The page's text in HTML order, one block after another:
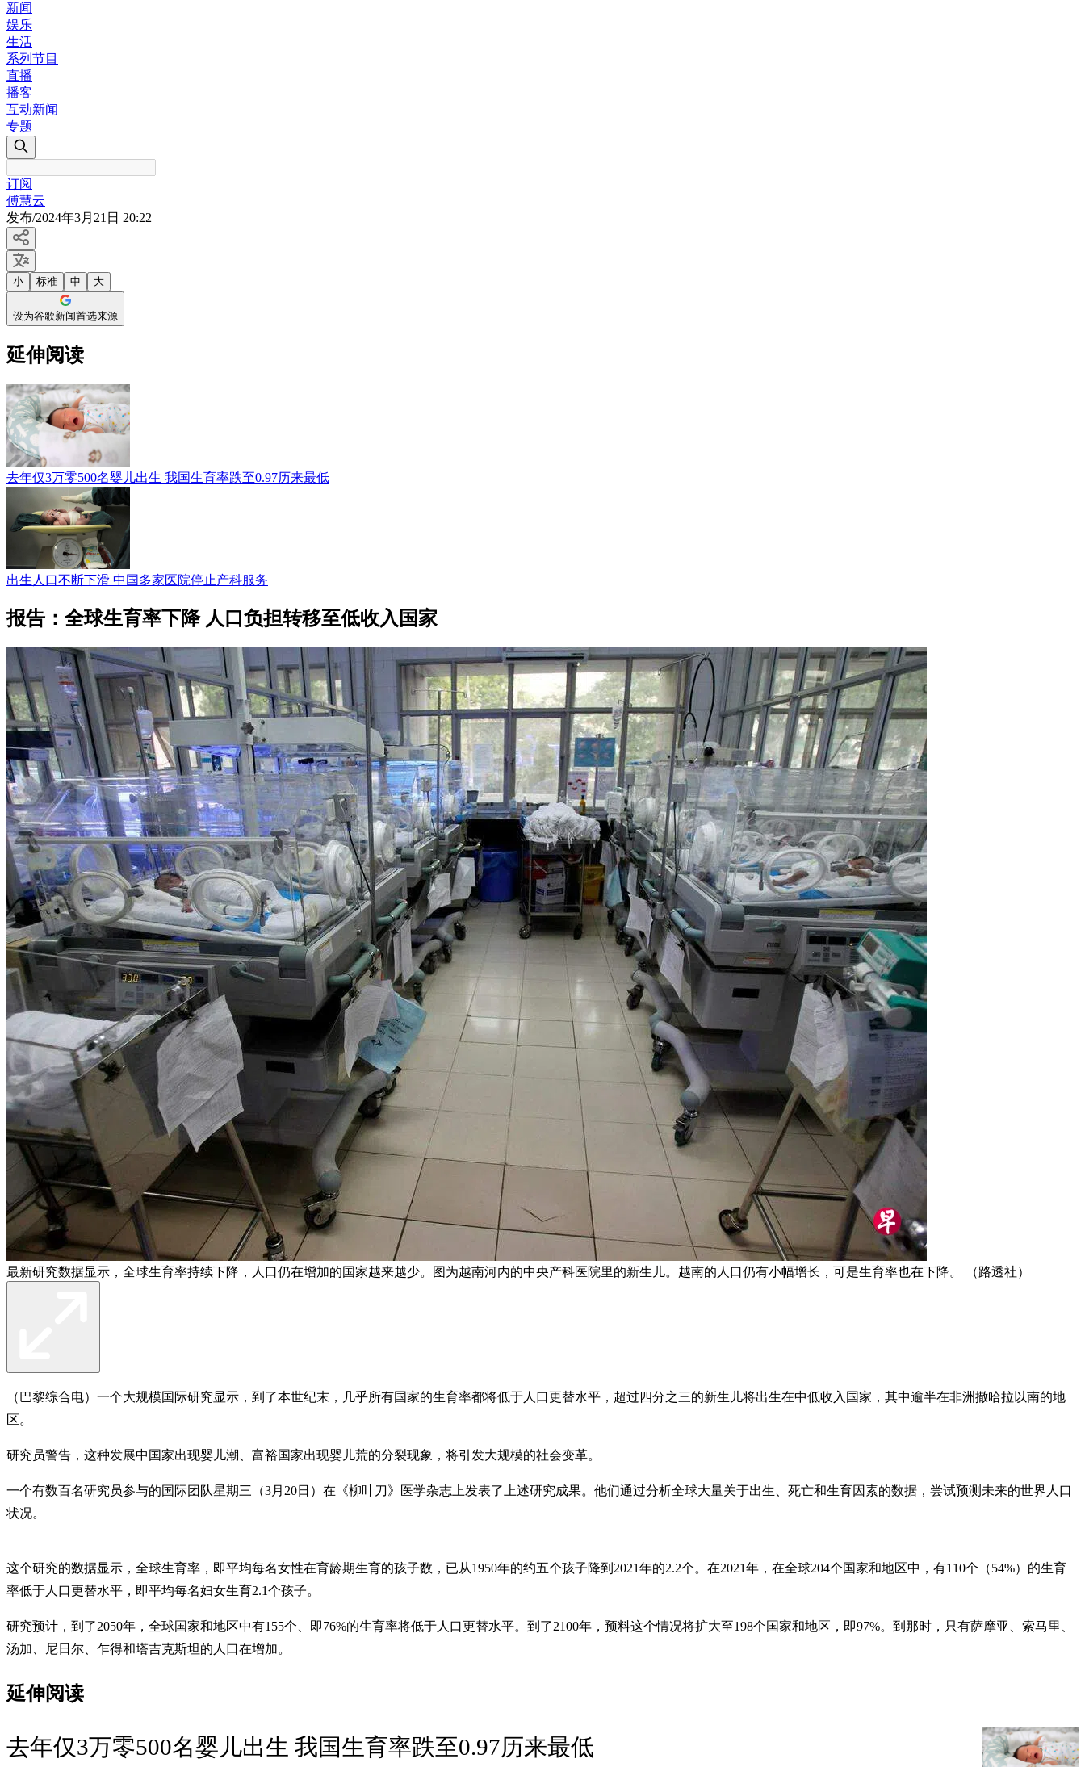
新闻
娱乐
生活
系列节目
直播
播客
互动新闻
专题
订阅
傅慧云
发布/2024年3月21日 20:22
小 标准 中 大
设为谷歌新闻首选来源
延伸阅读
去年仅3万零500名婴儿出生 我国生育率跌至0.97历来最低
出生人口不断下滑 中国多家医院停止产科服务
报告：全球生育率下降 人口负担转移至低收入国家
最新研究数据显示，全球生育率持续下降，人口仍在增加的国家越来越少。图为越南河内的中央产科医院里的新生儿。越南的人口仍有小幅增长，可是生育率也在下降。 （路透社）
（巴黎综合电）一个大规模国际研究显示，到了本世纪末，几乎所有国家的生育率都将低于人口更替水平，超过四分之三的新生儿将出生在中低收入国家，其中逾半在非洲撒哈拉以南的地
区。
研究员警告，这种发展中国家出现婴儿潮、富裕国家出现婴儿荒的分裂现象，将引发大规模的社会变革。
一个有数百名研究员参与的国际团队星期三（3月20日）在《柳叶刀》医学杂志上发表了上述研究成果。他们通过分析全球大量关于出生、死亡和生育因素的数据，尝试预测未来的世界人口
状况。
这个研究的数据显示，全球生育率，即平均每名女性在育龄期生育的孩子数，已从1950年的约五个孩子降到2021年的2.2个。在2021年，在全球204个国家和地区中，有110个（54%）的生育
率低于人口更替水平，即平均每名妇女生育2.1个孩子。
研究预计，到了2050年，全球国家和地区中有155个、即76%的生育率将低于人口更替水平。到了2100年，预料这个情况将扩大至198个国家和地区，即97%。到那时，只有萨摩亚、索马里、
汤加、尼日尔、乍得和塔吉克斯坦的人口在增加。
延伸阅读
去年仅3万零500名婴儿出生 我国生育率跌至0.97历来最低